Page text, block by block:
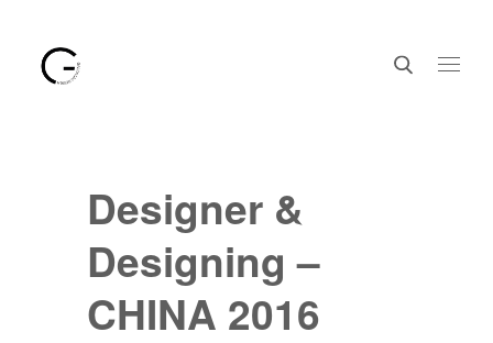
Designer &
Designing –
CHINA 2016